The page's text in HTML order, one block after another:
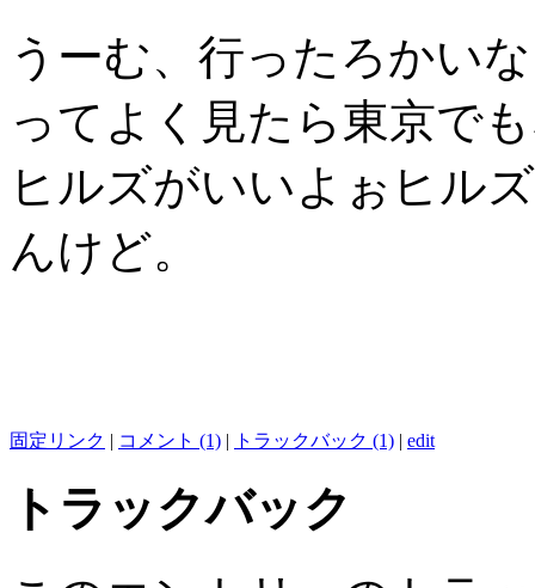
うーむ、行ったろかい
ってよく見たら東京で
ヒルズがいいよぉヒル
んけど。
固定リンク | コメント (1) | トラックバック (1) | edit
トラックバック